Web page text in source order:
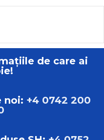
de care ai
noi: +4 0742 200